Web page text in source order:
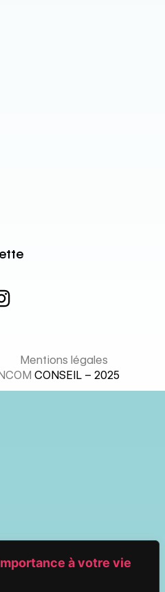
à votre vie
Mentions légales
CONSEIL – 2025